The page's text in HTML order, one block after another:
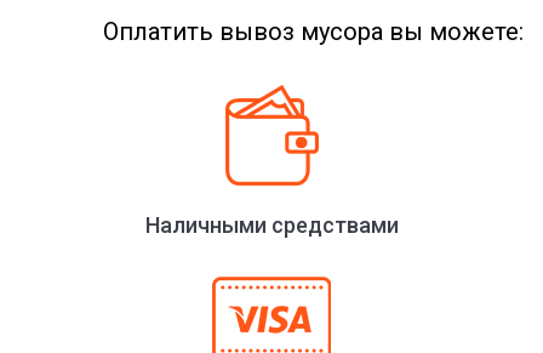
Оплатить вывоз мусора вы можете:
Наличными средствами